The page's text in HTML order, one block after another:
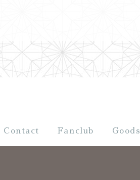
Contact Fanclub Goods